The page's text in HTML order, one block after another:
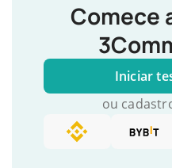
Comece
Iniciar
ou